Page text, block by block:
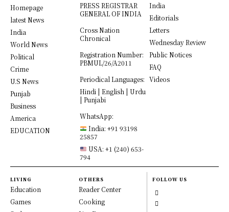
Homepage
latest News
India
World News
Political
Crime
U.S News
Punjab
Business
America
EDUCATION
PRESS REGISTRAR
GENERAL OF INDIA
Cross Nation
Chronical
Registration Number:
PBMUL/26/A2011
Periodical Languages:
Hindi | English | Urdu
| Punjabi
WhatsApp:
India: +91 93198
25857
USA: +1 (240) 653-
794
India
Editorials
Letters
Wednesday Review
Public Notices
FAQ
Videos
LIVING
Education
Games
OTHERS
Reader Center
Cooking
FOLLOW US